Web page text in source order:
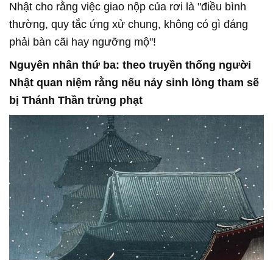
Nhật cho rằng việc giao nộp của rơi là "điều bình
thường, quy tắc ứng xử chung, không có gì đáng
phải bàn cãi hay ngưỡng mộ"!
Nguyên nhân thứ ba: theo truyền thống người
Nhật quan niệm rằng nếu nảy sinh lòng tham sẽ
bị Thánh Thần trừng phạt